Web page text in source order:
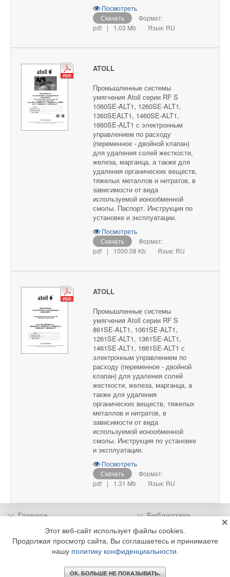
Посмотреть
Скачать
Формат:
pdf
| 1.03 Mb Язык: RU
ATOLL
Промышленные системы
умягчения Atoll серии RF S
1060SE-ALT1, 1260SE-ALT1,
1360SEALT1, 1460SE-ALT1,
1660SE-ALT1 с электронным
управлением по расходу
(переменное - двойной клапан)
для удаления солей жесткости,
железа, марганца, а также для
удаления органических веществ,
тяжелых металлов и нитратов, в
зависимости от вида
используемой ионообменной
смолы. Паспорт. Инструкция по
установке и эксплуатации.
Посмотреть
Скачать
Формат:
pdf
| 1000.08 Kb Язык: RU
ATOLL
Промышленные системы
умягчения Atoll серии RF S
861SE-ALT1, 1061SE-ALT1,
1261SE-ALT1, 1361SE-ALT1,
1461SE-ALT1, 1661SE-ALT1 с
электронным управлением по
расходу (переменное - двойной
клапан) для удаления солей
жесткости, железа, марганца, а
также для удаления
органических веществ, тяжелых
металлов и нитратов, в
зависимости от вида
используемой ионообменной
смолы. Инструкция по установке
и эксплуатации.
Посмотреть
Скачать
Формат:
pdf
| 1.31 Mb Язык: RU
Главное
Библиотека
Подписка
Реклама
Информация
© 2002 - 2026 OOO Издательский дом «МЕДИА ТЕХНОЛОДЖИ» +7 (495) 665-00-
Этот веб-сайт использует файлы cookies.
Продолжая просмотр сайта, Вы соглашаетесь и принимаете
нашу политику конфиденциальности
ОК. БОЛЬШЕ НЕ ПОКАЗЫВАТЬ.
×